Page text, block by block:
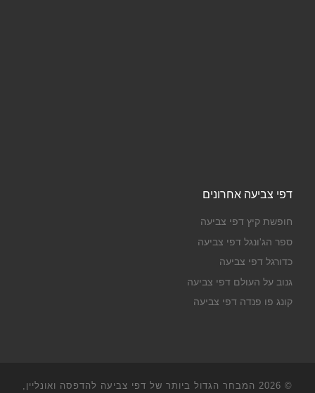
דפי צביעה אחרונים
חופשת קיץ דפי צביעה
ספר הג'ונגל דפי צביעה
כדורגל דפי צביעה
גנוב על העולם דפי צביעה
קונג פו פנדה דפי צביעה
© 2026 המבחר הגדול ביותר של דפי צביעה להדפסה ואונליין,